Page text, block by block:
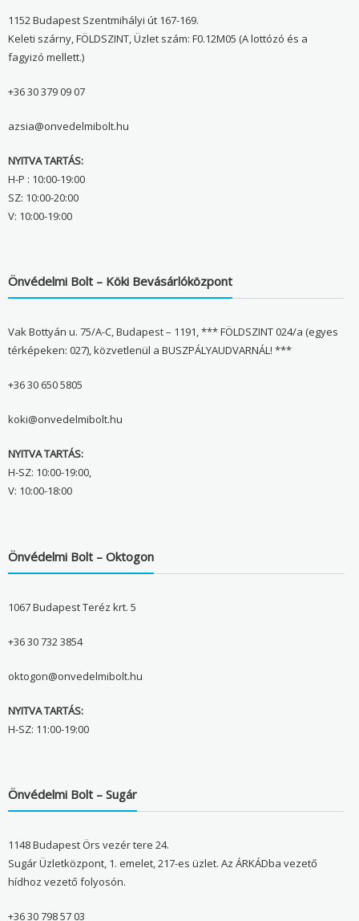
1152 Budapest Szentmihályi út 167-169.
Keleti szárny, FÖLDSZINT, Üzlet szám: F0.12M05 (A lottózó és a
fagyizó mellett.)
+36 30 379 09 07
azsia@onvedelmibolt.hu
NYITVA TARTÁS:
H-P : 10:00-19:00
SZ: 10:00-20:00
V: 10:00-19:00
Önvédelmi Bolt – Köki Bevásárlóközpont
Vak Bottyán u. 75/A-C, Budapest – 1191, *** FÖLDSZINT 024/a (egyes
térképeken: 027), közvetlenül a BUSZPÁLYAUDVARNÁL! ***
+36 30 650 5805
koki@onvedelmibolt.hu
NYITVA TARTÁS:
H-SZ: 10:00-19:00,
V: 10:00-18:00
Önvédelmi Bolt – Oktogon
1067 Budapest Teréz krt. 5
+36 30 732 3854
oktogon@onvedelmibolt.hu
NYITVA TARTÁS:
H-SZ: 11:00-19:00
Önvédelmi Bolt – Sugár
1148 Budapest Örs vezér tere 24.
Sugár Üzletközpont, 1. emelet, 217-es üzlet. Az ÁRKÁDba vezető
hídhoz vezető folyosón.
+36 30 798 57 03